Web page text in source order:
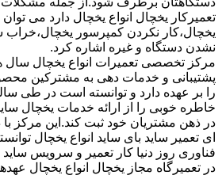
تعمیرکار یخچال انواع یخچال دارد می
یخچال،کار نکردن کمپرسور
نشدن دستگاه و غیره اشاره کرد.
مرکز تخصصی تعمیرات انواع یخچال
پشتیبانی و خدمات دهی به مشترکین
را بر عهده دارد و توانسته است در طی
خاطره خوبی را از ارائه خدمات یخچال
در ذهن مشتریان خود ثبت کند.این مرکز
ای تعمیر ساید بای ساید انواع یخچال
فناوری روز دنیا کار تعمیر و سرویس ساید
در تعمیرگاه مجاز یخچال انواع یخچال